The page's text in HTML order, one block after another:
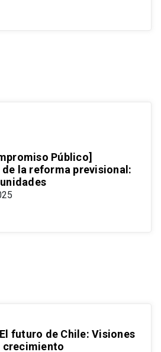
Público]
la reforma previsional:
futuro de Chile: Visiones
crecimiento